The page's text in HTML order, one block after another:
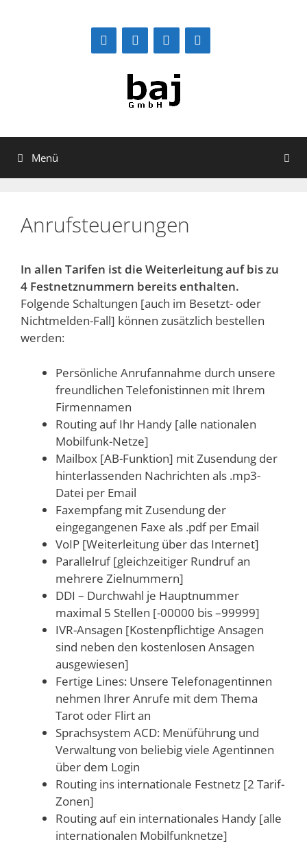
Menü
Anrufsteuerungen
In allen Tarifen ist die Weiterleitung auf bis zu
4 Festnetznummern bereits enthalten.
Folgende Schaltungen [auch im Besetzt- oder
Nichtmelden-Fall] können zusätzlich bestellen
werden:
Persönliche Anrufannahme durch unsere
freundlichen Telefonistinnen mit Ihrem
Firmennamen
Routing auf Ihr Handy [alle nationalen
Mobilfunk-Netze]
Mailbox [AB-Funktion] mit Zusendung der
hinterlassenden Nachrichten als .mp3-
Datei per Email
Faxempfang mit Zusendung der
eingegangenen Faxe als .pdf per Email
VoIP [Weiterleitung über das Internet]
Parallelruf [gleichzeitiger Rundruf an
mehrere Zielnummern]
DDI – Durchwahl je Hauptnummer
maximal 5 Stellen [-00000 bis –99999]
IVR-Ansagen [Kostenpflichtige Ansagen
sind neben den kostenlosen Ansagen
ausgewiesen]
Fertige Lines: Unsere Telefonagentinnen
nehmen Ihrer Anrufe mit dem Thema
Tarot oder Flirt an
Sprachsystem ACD: Menüführung und
Verwaltung von beliebig viele Agentinnen
über dem Login
Routing ins internationale Festnetz [2 Tarif-
Zonen]
Routing auf ein internationales Handy [alle
internationalen Mobilfunknetze]